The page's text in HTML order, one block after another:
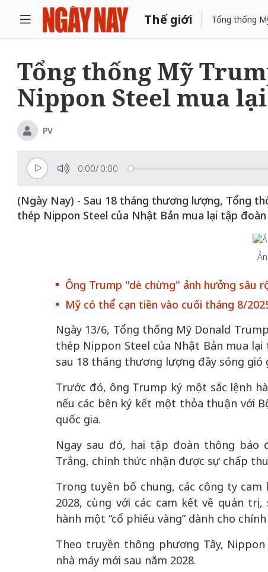
Thế giới Tổng thống
Tổng thống Mỹ
Nippon Steel mua lại
PV
0:00/ 0:00
(Ngày Nay) - Sau 18 tháng thương lượng, Tổng
thép Nippon Steel của Nhật Bản mua lại tập
Ông Trump "dè chừng" ảnh hưởng sâu
Mỹ có thể cạn tiền vào cuối tháng 8/
Ngày 13/6, Tổng thống Mỹ Donald
thép Nippon Steel của Nhật Bản mua
sau 18 tháng thương lượng đầy sóng gió
Trước đó, ông Trump ký một sắc lệnh
nếu các bên ký kết một thỏa thuận với
quốc gia.
Ngay sau đó, hai tập đoàn thông báo
Trắng, chính thức nhận được sự chấp
Trong tuyên bố chung, các công ty
2028, cùng với các cam kết về quản
hành một “cổ phiếu vàng” dành cho
Theo truyền thông phương Tây,
nhà máy mới sau năm 2028.
trên không gian
Khách đến
Lê Hiền